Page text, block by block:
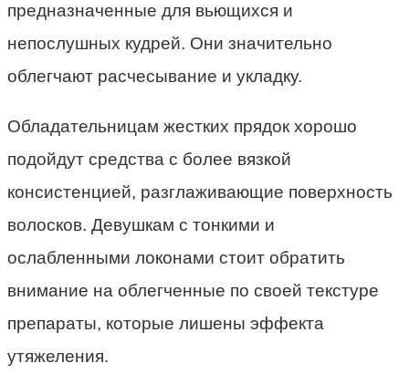
предназначенные для вьющихся и
непослушных кудрей. Они значительно
облегчают расчесывание и укладку.
Обладательницам жестких прядок хорошо
подойдут средства с более вязкой
консистенцией, разглаживающие поверхность
волосков. Девушкам с тонкими и
ослабленными локонами стоит обратить
внимание на облегченные по своей текстуре
препараты, которые лишены эффекта
утяжеления.